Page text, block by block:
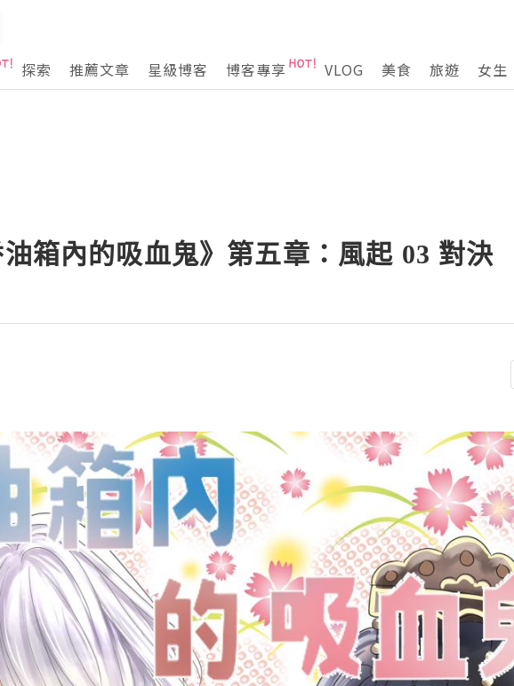
探索
推薦文章 星級博客 博客專享 VLOG 美食 旅遊 女生
箱內的吸血鬼》第五章：風起 03 對決